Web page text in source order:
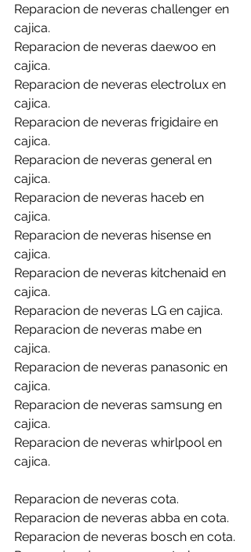
Reparacion de neveras challenger en
cajica.
Reparacion de neveras daewoo en
cajica.
Reparacion de neveras electrolux en
cajica.
Reparacion de neveras frigidaire en
cajica.
Reparacion de neveras general en
cajica.
Reparacion de neveras haceb en
cajica.
Reparacion de neveras hisense en
cajica.
Reparacion de neveras kitchenaid en
cajica.
Reparacion de neveras LG en cajica.
Reparacion de neveras mabe en
cajica.
Reparacion de neveras panasonic en
cajica.
Reparacion de neveras samsung en
cajica.
Reparacion de neveras whirlpool en
cajica.
Reparacion de neveras cota.
Reparacion de neveras abba en cota.
Reparacion de neveras bosch en cota.